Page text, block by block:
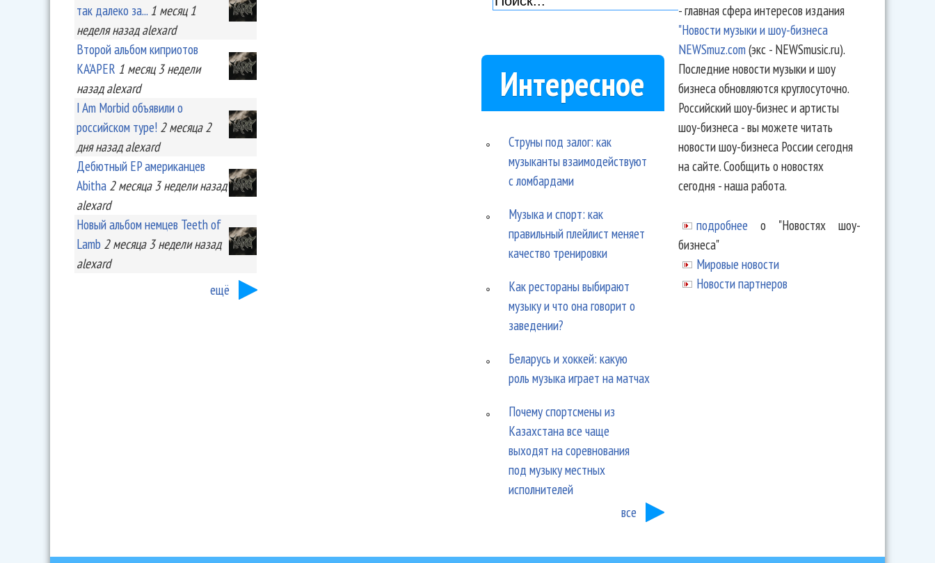
так далеко за... 1 месяц 1
неделяназад alexard
Второй альбом киприотов
KA'APER 1 месяц 3 недели
назад alexard
I Am Morbid объявили о
российском туре! 2 месяца 2
дняназад alexard
Дебютный EP американцев
Abitha 2 месяца 3 неделиназад
alexard
Новый альбом немцев Teeth of
Lamb 2 месяца 3 неделиназад
alexard
ещё
Интересное
Струны под залог: как
музыканты взаимодействуют
с ломбардами
Музыка и спорт: как
правильный плейлист меняет
качество тренировки
Как рестораны выбирают
музыку и что она говорит о
заведении?
Беларусь и хоккей: какую
роль музыка играет на матчах
Почему спортсмены из
Казахстана все чаще
выходят на соревнования
под музыку местных
исполнителей
все
- главная сфера интересов издания
"Новости музыки и шоу-бизнеса
NEWSmuz.com(экс - NEWSmusic.ru).
Последние новости музыки и шоу
бизнеса обновляются круглосуточно.
Российский шоу-бизнес и артисты
шоу-бизнеса - вы можете читать
новости шоу-бизнеса России сегодня
на сайте. Сообщить о новостях
сегодня - наша работа.
подробнее о "Новостях шоу-
бизнеса"
Мировые новости
Новости партнеров